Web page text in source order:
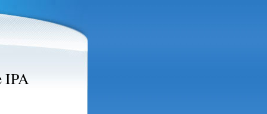
IPA